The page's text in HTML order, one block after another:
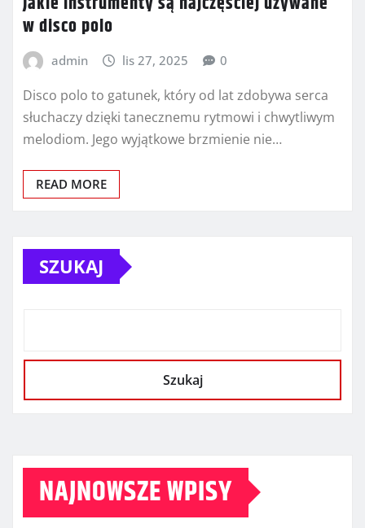
w disco polo
admin lis 27, 2025 0
Disco polo to gatunek, który od lat zdobywa serca
słuchaczy dzięki tanecznemu rytmowi i chwytliwym
melodiom. Jego wyjątkowe brzmienie nie…
READ MORE
SZUKAJ
Szukaj
NAJNOWSZE WPISY